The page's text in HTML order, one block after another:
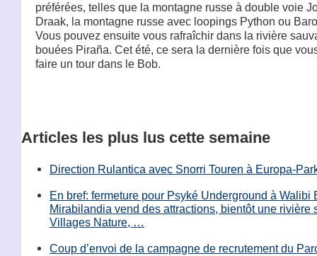
préférées, telles que la montagne russe à double voie
Draak, la montagne russe avec loopings Python ou
Vous pouvez ensuite vous rafraîchir dans la rivière
bouées Piraña. Cet été, ce sera la dernière fois que
faire un tour dans le Bob.
Articles les plus lus cette semaine
Direction Rulantica avec Snorri Touren à Europa-
En bref: fermeture pour Psyké Underground à Walibi
Mirabilandia vend des attractions, bientôt une rivière
Villages Nature, …
Coup d’envoi de la campagne de recrutement du